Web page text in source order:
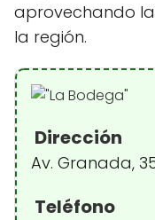
aprovechando
la región.
Dirección
Av. Granada,
Teléfono